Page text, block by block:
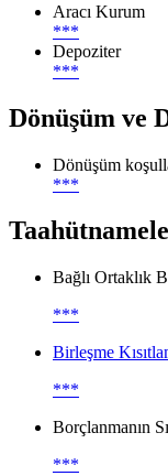
Aracı Kurum
***
Depoziter
***
Dönüşüm ve
Dönüşüm
***
Bağlı Ortaklık
***
Birleşme
***
Borçlanmanın
***